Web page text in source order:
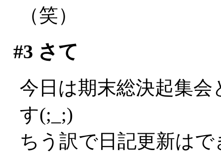
（笑）
#3 さて
今日は期末総決起集
す(;_;)
ちう訳で日記更新は